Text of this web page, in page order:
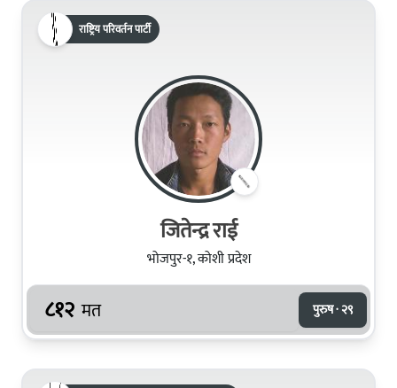
राष्ट्रिय परिवर्तन पार्टी
जितेन्द्र राई
भोजपुर-१, कोशी प्रदेश
८१२ मत पुरुष · २९